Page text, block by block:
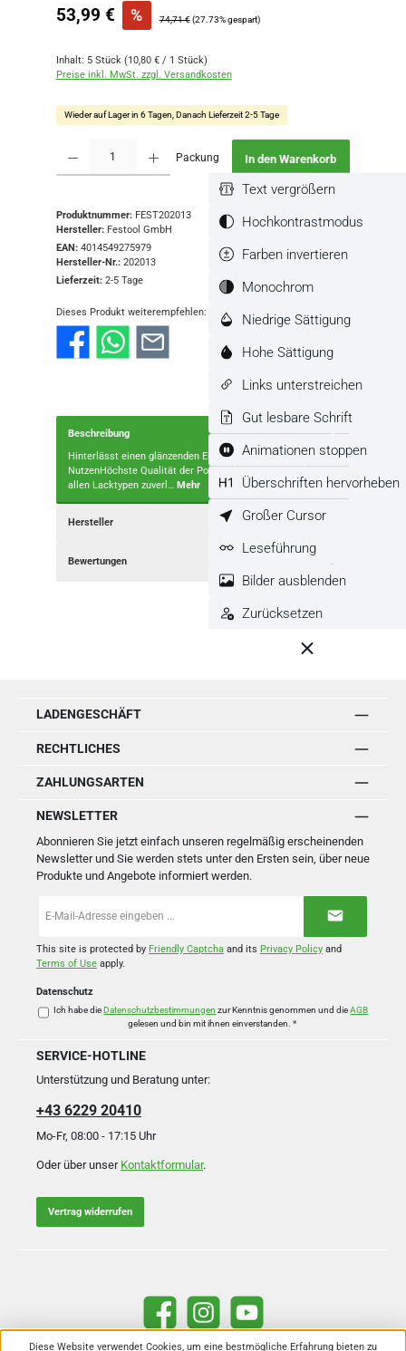
Verkaufspreis:
53,99 € % Regulärer Preis:
74,71 € (27.73% gespart)
Inhalt: 5 Stück (10,80 € / 1 Stück)
Preise inkl. MwSt. zzgl. Versandkosten
Wieder auf Lager in 6 Tagen, Danach Lieferzeit 2-5 Tage
Packung In den Warenkorb
Produktnummer: FEST202013
Hersteller: Festool GmbH
EAN: 4014549275979
Hersteller-Nr.: 202013
Lieferzeit: 2-5 Tage
Dieses Produkt weiterempfehlen:
Beschreibung
Hinterlässt einen glänzenden Eindruck.Stärken und
NutzenHöchste Qualität der Polierschwämme sorgt bei
allen Lacktypen zuverl… Mehr
Hersteller
Bewertungen
LADENGESCHÄFT
RECHTLICHES
ZAHLUNGSARTEN
NEWSLETTER
Abonnieren Sie jetzt einfach unseren regelmäßig erscheinenden
Newsletter und Sie werden stets unter den Ersten sein, über neue
Produkte und Angebote informiert werden.
Mail-
*
This site is protected by Friendly Captcha and its Privacy Policy and
Terms of Use apply.
Datenschutz
Ich habe dieDatenschutzbestimmungen zur Kenntnis genommen und dieAGB
gelesen und bin mit ihnen einverstanden. *
SERVICE-HOTLINE
Unterstützung und Beratung unter:
+43 6229 20410
Mo-Fr, 08:00 - 17:15 Uhr
Oder über unser Kontaktformular.
Vertrag widerrufen
Facebook Instagram YouTube
Text vergrößern
Hochkontrastmodus
Farben invertieren
Monochrom
Niedrige Sättigung
Hohe Sättigung
Links unterstreichen
Gut lesbare Schrift
Animationen stoppen
Überschriften hervorheben
Großer Cursor
Leseführung
Bilder ausblenden
Zurücksetzen
Diese Website verwendet Cookies, um eine bestmögliche Erfahrung bieten zu